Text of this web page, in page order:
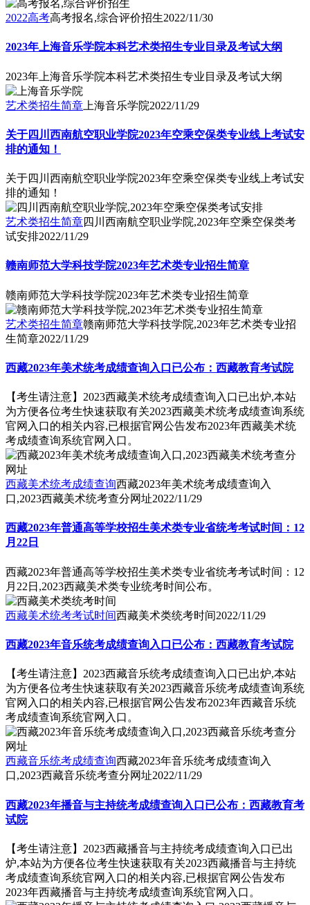
2022高考高考报名,综合评价招生2022/11/30
2023年上海音乐学院本科艺术类招生专业目录及考试大纲
2023年上海音乐学院本科艺术类招生专业目录及考试大纲
艺术类招生简章 上海音乐学院2022/11/29
关于四川西南航空职业学院2023年空乘空保类专业线上考试安
排的通知！
关于四川西南航空职业学院2023年空乘空保类专业线上考试安
排的通知！
艺术类招生简章四川西南航空职业学院,2023年空乘空保类考
试安排2022/11/29
赣南师范大学科技学院2023年艺术类专业招生简章
赣南师范大学科技学院2023年艺术类专业招生简章
艺术类招生简章赣南师范大学科技学院,2023年艺术类专业招
生简章2022/11/29
西藏2023年美术统考成绩查询入口已公布：西藏教育考试院
【考生请注意】2023西藏美术统考成绩查询入口已出炉,本站
为方便各位考生快速获取有关2023西藏美术统考成绩查询系统
官网入口的相关内容,已根据官网公告发布2023年西藏美术统
考成绩查询系统官网入口。
西藏美术统考成绩查询西藏2023年美术统考成绩查询入
口,2023西藏美术统考查分网址2022/11/29
西藏2023年普通高等学校招生美术类专业省统考考试时间：12
月22日
西藏2023年普通高等学校招生美术类专业省统考考试时间：12
月22日,2023西藏美术类专业统考时间公布。
西藏美术统考考试时间西藏美术类统考时间2022/11/29
西藏2023年音乐统考成绩查询入口已公布：西藏教育考试院
【考生请注意】2023西藏音乐统考成绩查询入口已出炉,本站
为方便各位考生快速获取有关2023西藏音乐统考成绩查询系统
官网入口的相关内容,已根据官网公告发布2023年西藏音乐统
考成绩查询系统官网入口。
西藏音乐统考成绩查询西藏2023年音乐统考成绩查询入
口,2023西藏音乐统考查分网址2022/11/29
西藏2023年播音与主持统考成绩查询入口已公布：西藏教育考
试院
【考生请注意】2023西藏播音与主持统考成绩查询入口已出
炉,本站为方便各位考生快速获取有关2023西藏播音与主持统
考成绩查询系统官网入口的相关内容,已根据官网公告发布
2023年西藏播音与主持统考成绩查询系统官网入口。